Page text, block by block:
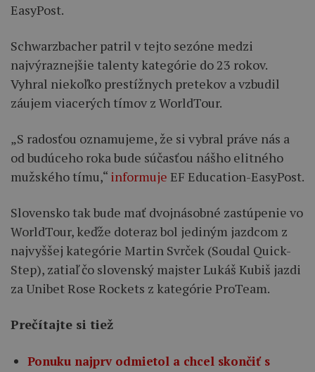
EasyPost.
Schwarzbacher patril v tejto sezóne medzi
najvýraznejšie talenty kategórie do 23 rokov.
Vyhral niekoľko prestížnych pretekov a vzbudil
záujem viacerých tímov z WorldTour.
„S radosťou oznamujeme, že si vybral práve nás a
od budúceho roka bude súčasťou nášho elitného
mužského tímu,“ informuje EF Education-EasyPost.
Slovensko tak bude mať dvojnásobné zastúpenie vo
WorldTour, keďže doteraz bol jediným jazdcom z
najvyššej kategórie Martin Svrček (Soudal Quick-
Step), zatiaľ čo slovenský majster Lukáš Kubiš jazdi
za Unibet Rose Rockets z kategórie ProTeam.
Prečítajte si tiež
Ponuku najprv odmietol a chcel skončiť s